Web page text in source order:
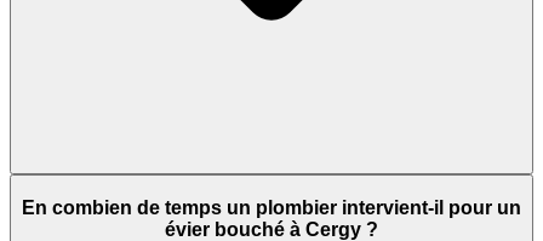
En combien de temps un plombier intervient-il pour un
évier bouché à Cergy ?